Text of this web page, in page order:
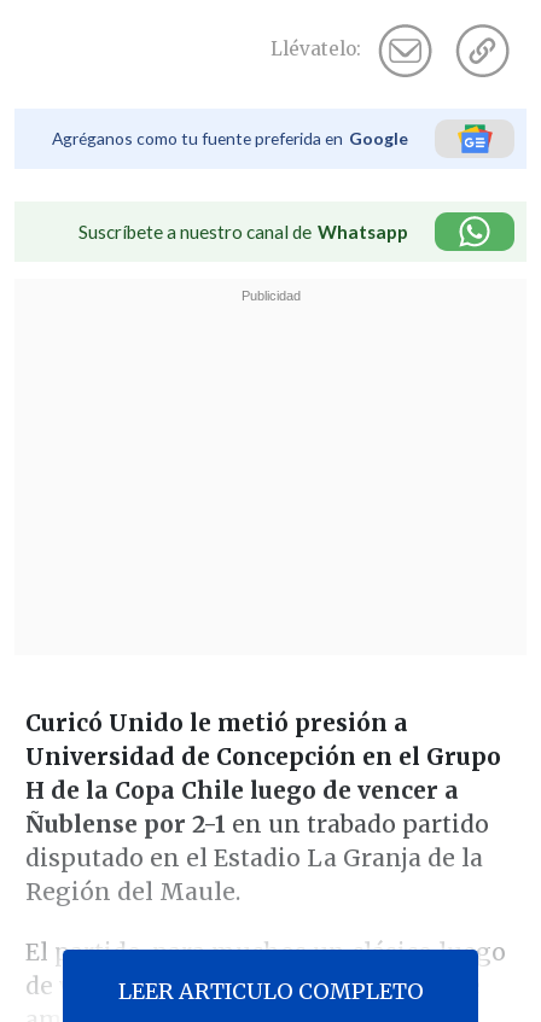
Llévatelo:
Agréganos como tu fuente preferida en Google
Suscríbete a nuestro canal de Whatsapp
Curicó Unido le metió presión a
Universidad de Concepción en el Grupo
H de la Copa Chile luego de vencer a
Ñublense por 2-1 en un trabado partido
disputado en el Estadio La Granja de la
Región del Maule.
El partido, para muchos un clásico luego
de variados partidos definitorios entre
LEER ARTICULO COMPLETO